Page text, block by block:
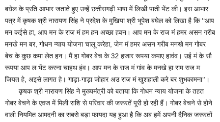
बघेल के प्रति आभार जताते हुए उन्हें छत्तीसगढ़ी भाषा में लिखी पाती भेंट की। इस आभार
पत्र में कृषक श्री नारायण सिंह ने प्रदेश के मुखिया श्री भूपेश बघेल को लिखा है कि ‘‘आप
मन कईसे हा, आप मन के राज मं हम हन अच्छा हवन। आप मन के राज मं हमर असन गरीब
मनखे मन बर, गोधन न्याय योजना चालू करेहा, जेन मं हमर असन गरीब मनखे मन गोबर
बेच के कुछ कमा लेत हन। मैं हा गोबर बेच के 32 हजार रूपया कमाए हावंव। उई मं के सौ
रूपया आप ल भेंट करना चाहथ हंव। आप मन के राज मं गांव के मनखे हा राम राज म
जियत हे, अइसे लागत हे। गाड़ा-गाड़ा जोहार अउ राज मं खुशहाली करे बर शुभकामना‘‘।
कृषक श्री नारायण सिंह ने मुख्यमंत्री को बताया कि गोधन न्याय योजना के तहत
गोबर बेचने के एवज में मिली राशि से परिवार की जरूरतें पूरी हो रही हैं। गोबर बेचने से होने
वाली नियमित आमदनी का सबसे बड़ा फायदा यह हुआ है कि अब हमें अपनी दैनिक जरूरतों